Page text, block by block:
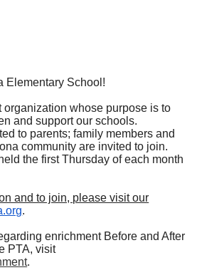
Elementary School!
organization whose purpose is to
and support our schools.
to parents; family members and
community are invited to join.
the first Thursday of each month
and to join, please visit our
.
enrichment Before and After
PTA, visit
.